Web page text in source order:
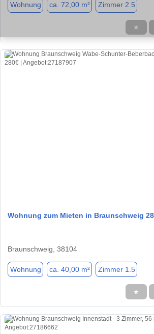
Wohnung ca. 72,00 m² Zimmer 2.5
★
Wohnung zum Mieten in Braunschweig
Braunschweig, 38104
Wohnung ca. 40,00 m² Zimmer 1.5
★